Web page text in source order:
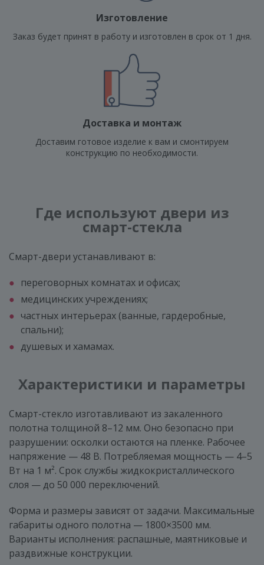
Изготовление
Заказ будет принят в работу и изготовлен в срок от 1 дня.
Доставка и монтаж
Доставим готовое изделие к вам и смонтируем
конструкцию по необходимости.
Где используют двери из
смарт-стекла
Смарт-двери устанавливают в:
переговорных комнатах и офисах;
медицинских учреждениях;
частных интерьерах (ванные, гардеробные,
спальни);
душевых и хамамах.
Характеристики и параметры
Смарт-стекло изготавливают из закаленного
полотна толщиной 8–12 мм. Оно безопасно при
разрушении: осколки остаются на пленке. Рабочее
напряжение — 48 В. Потребляемая мощность — 4–5
Вт на 1 м². Срок службы жидкокристаллического
слоя — до 50 000 переключений.
Форма и размеры зависят от задачи. Максимальные
габариты одного полотна — 1800×3500 мм.
Варианты исполнения: распашные, маятниковые и
раздвижные конструкции.